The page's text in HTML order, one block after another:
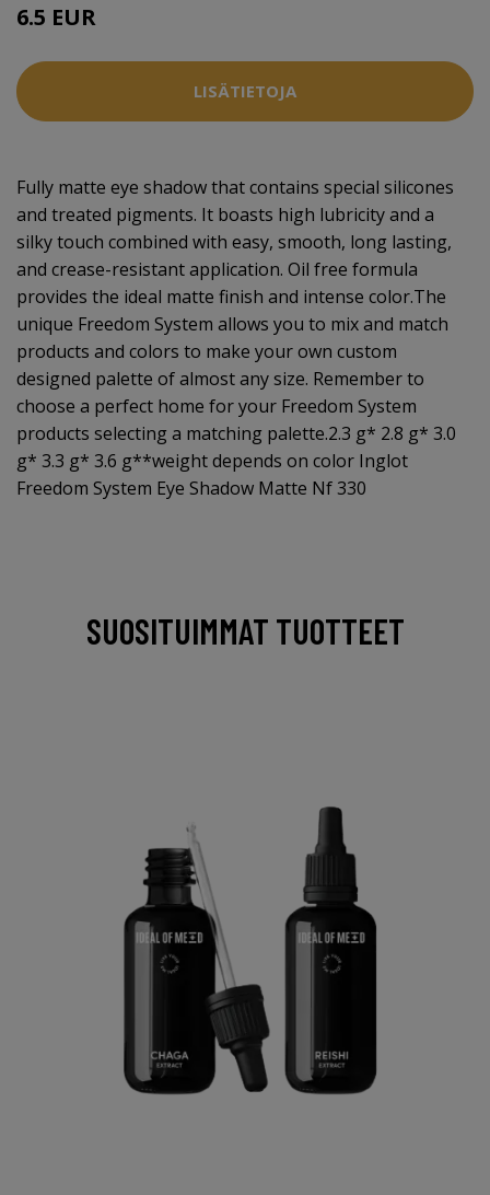
6.5 EUR
LISÄTIETOJA
Fully matte eye shadow that contains special silicones
and treated pigments. It boasts high lubricity and a
silky touch combined with easy, smooth, long lasting,
and crease-resistant application. Oil free formula
provides the ideal matte finish and intense color.The
unique Freedom System allows you to mix and match
products and colors to make your own custom
designed palette of almost any size. Remember to
choose a perfect home for your Freedom System
products selecting a matching palette.2.3 g* 2.8 g* 3.0
g* 3.3 g* 3.6 g**weight depends on color Inglot
Freedom System Eye Shadow Matte Nf 330
SUOSITUIMMAT TUOTTEET